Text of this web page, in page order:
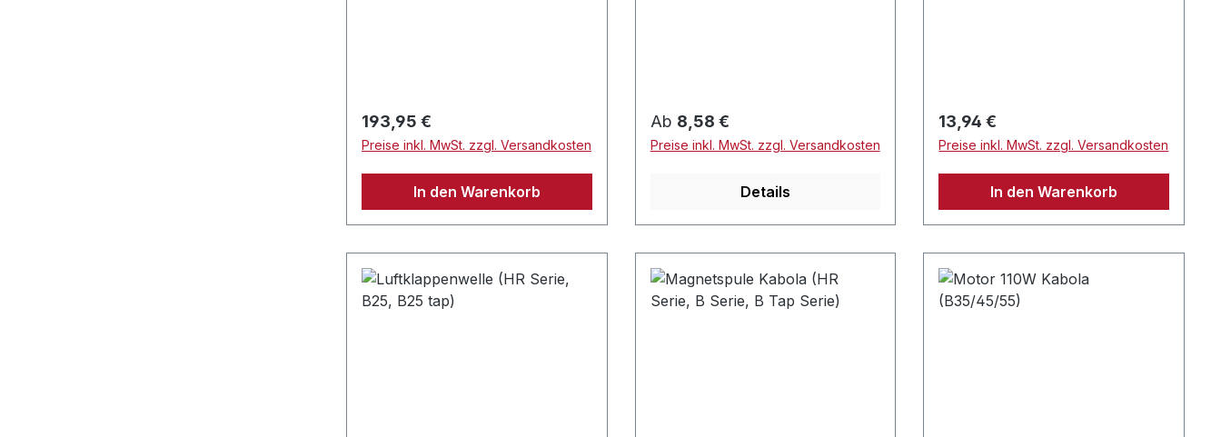
Regulärer Preis:
193,95 €
Preise inkl. MwSt. zzgl. Versandkosten
In den Warenkorb
Regulärer Preis:
Ab 8,58 €
Preise inkl. MwSt. zzgl. Versandkosten
Details
Regulärer Preis:
13,94 €
Preise inkl. MwSt. zzgl. Versandkosten
In den Warenkorb